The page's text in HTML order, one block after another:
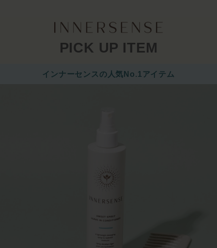
PICK UP ITEM
インナーセンスの人気No.1アイテム